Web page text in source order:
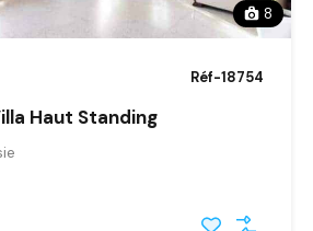
8
Réf-18754
Haut Standing